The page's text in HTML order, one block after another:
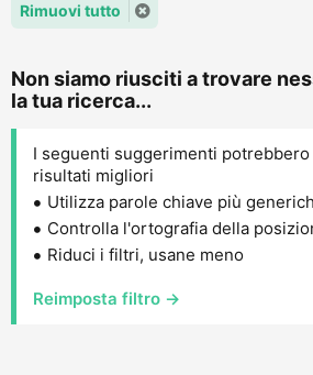
Rimuovi tutto
Non siamo riusciti a trovare
la tua ricerca...
I seguenti suggerimenti
risultati migliori
Utilizza parole chiave più
Controlla l'ortografia della
Riduci i filtri, usane meno
Reimposta filtro →